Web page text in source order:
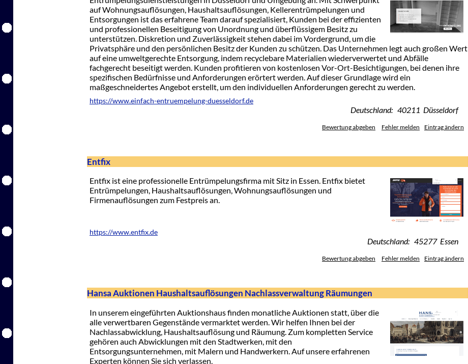
auf Wohnungsauflösungen, Haushaltsauflösungen, Kellerentrümpelungen und
Entsorgungen ist das erfahrene Team darauf spezialisiert, Kunden bei der effizienten
und professionellen Beseitigung von Unordnung und überflüssigem Besitz zu
unterstützen. Diskretion und Zuverlässigkeit stehen dabei im Vordergrund, um die
Privatsphäre und den persönlichen Besitz der Kunden zu schützen. Das Unternehmen legt auch großen Wert
auf eine umweltgerechte Entsorgung, indem recyclebare Materialien wiederverwertet und Abfälle
fachgerecht beseitigt werden. Kunden profitieren von kostenlosen Vor-Ort-Besichtigungen, bei denen ihre
spezifischen Bedürfnisse und Anforderungen erörtert werden. Auf dieser Grundlage wird ein
maßgeschneidertes Angebot erstellt, um den individuellen Anforderungen gerecht zu werden.
https://www.einfach-entruempelung-duesseldorf.de
Deutschland: 40211 Düsseldorf
Bewertung abgeben Fehler melden Eintrag ändern
Entfix
Entfix ist eine professionelle Entrümpelungsfirma mit Sitz in Essen. Entfix bietet
Entrümpelungen, Haushaltsauflösungen, Wohnungsauflösungen und
Firmenauflösungen zum Festpreis an.
https://www.entfix.de
Deutschland: 45277 Essen
Bewertung abgeben Fehler melden Eintrag ändern
Hansa Auktionen Haushaltsauflösungen Nachlassverwaltung Räumungen
In unserem eingeführten Auktionshaus finden monatliche Auktionen statt, über die
alle verwertbaren Gegenstände vermarktet werden. Wir helfen Ihnen bei der
Nachlassabwicklung, Haushaltsauflösung und Räumung. Zum kompletten Service
gehören auch Abwicklungen mit den Stadtwerken, mit den
Entsorgungsunternehmen, mit Malern und Handwerkern. Auf unsere erfahrenen
Experten können Sie sich verlassen.